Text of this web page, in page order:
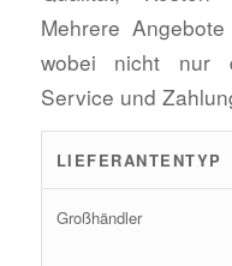
Mehrere
wobei nicht nur
Service und
LIEFERANTENTYP
Großhändler